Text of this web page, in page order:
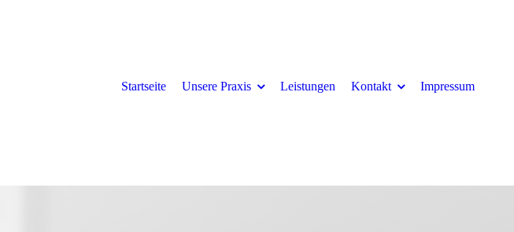
Startseite Unsere Praxis Leistungen Kontakt Impressum